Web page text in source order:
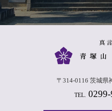
〒314-0116 茨城県
TEL. 0299-